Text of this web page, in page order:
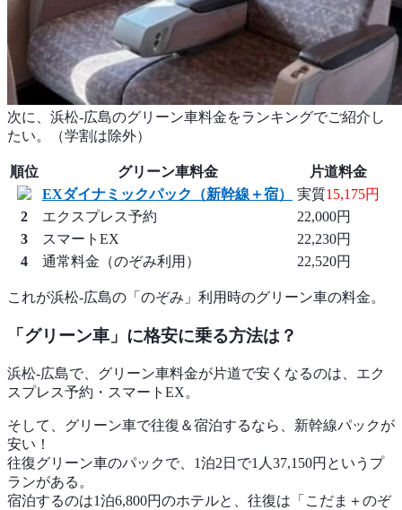
次に、浜松-広島のグリーン車料金をランキングでご紹介し
たい。（学割は除外）
順位 グリーン車料金
片道料金
EXダイナミックパック（新幹線＋宿）
実質15,175円
2
エクスプレス予約
22,000円
3
スマートEX
22,230円
4
通常料金（のぞみ利用） 22,520円
これが浜松-広島の「のぞみ」利用時のグリーン車の料金。
「グリーン車」に格安に乗る方法は？
浜松-広島で、グリーン車料金が片道で安くなるのは、エク
スプレス予約・スマートEX。
そして、グリーン車で往復＆宿泊するなら、新幹線パックが
安い！
往復グリーン車のパックで、1泊2日で1人37,150円というプ
ランがある。
宿泊するのは1泊6,800円のホテルと、往復は「こだま＋のぞ